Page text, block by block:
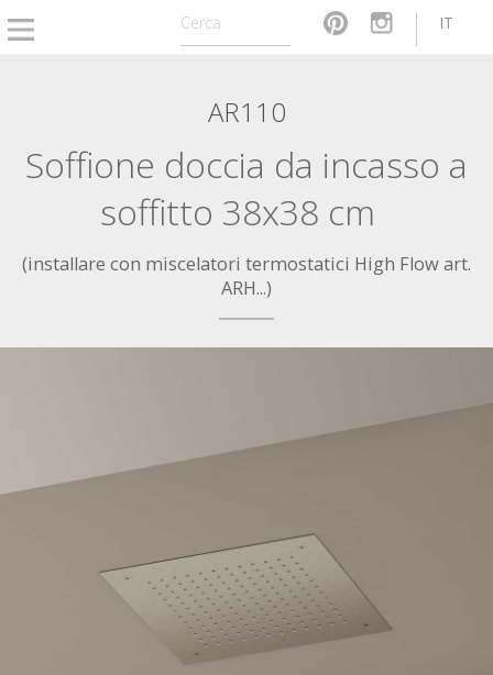
IT
AR110
Soffione doccia da incasso a
soffitto 38x38 cm
(installare con miscelatori termostatici High Flow art.
ARH...)